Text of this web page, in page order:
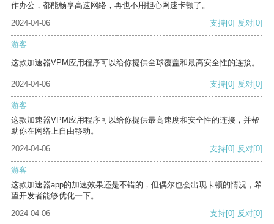
作办公，都能畅享高速网络，再也不用担心网速卡顿了。
2024-04-06
支持[0] 反对[0]
游客
这款加速器VPM应用程序可以给你提供全球覆盖和最高安全性的连接。
2024-04-06 支持[0] 反对[0]
游客
这款加速器VPM应用程序可以给你提供最高速度和安全性的连接，并帮
助你在网络上自由移动。
2024-04-06
支持[0] 反对[0]
游客
这款加速器app的加速效果还是不错的，但偶尔也会出现卡顿的情况，希
望开发者能够优化一下。
2024-04-06
支持[0] 反对[0]